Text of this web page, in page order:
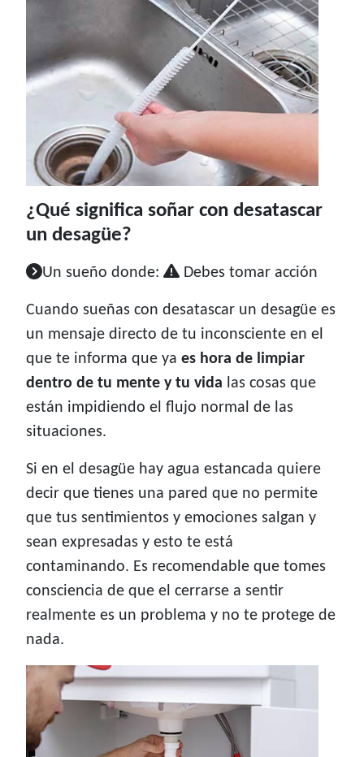
¿Qué significa soñar con desatascar
un desagüe?
Un sueño donde: Debes tomar acción
Cuando sueñas con desatascar un desagüe es
un mensaje directo de tu inconsciente en el
que te informa que ya es hora de limpiar
dentro de tu mente y tu vida las cosas que
están impidiendo el flujo normal de las
situaciones.
Si en el desagüe hay agua estancada quiere
decir que tienes una pared que no permite
que tus sentimientos y emociones salgan y
sean expresadas y esto te está
contaminando. Es recomendable que tomes
consciencia de que el cerrarse a sentir
realmente es un problema y no te protege de
nada.